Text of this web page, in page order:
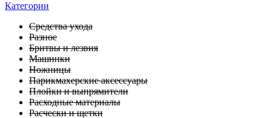
Категории
Средства ухода
Разное
Бритвы и лезвия
Машинки
Ножницы
Парикмахерские аксессуары
Плойки и выпрямители
Расходные материалы
Расчески и щетки